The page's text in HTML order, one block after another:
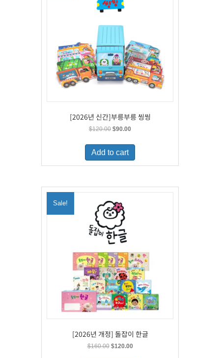
[2026년 신간]부릉부릉 씽씽
$120.00 Original
was:
$120.00.
$90.00Current
is:
Add to cart
Sale!
[2026년 개정] 돌잡이 한글
$160.00 Original
$120.00Current